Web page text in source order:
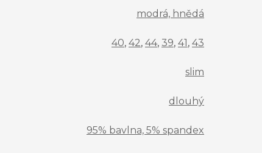
modrá, hnědá
40, 42, 44, 39, 41 , 43
slim
dlouhý
95% bavlna, 5% spandex